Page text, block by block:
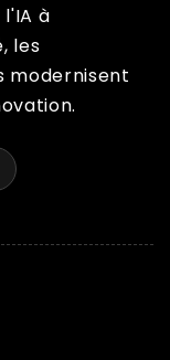
à
les
modernisent